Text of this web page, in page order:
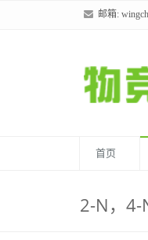
邮箱:
首页
2-N，4-